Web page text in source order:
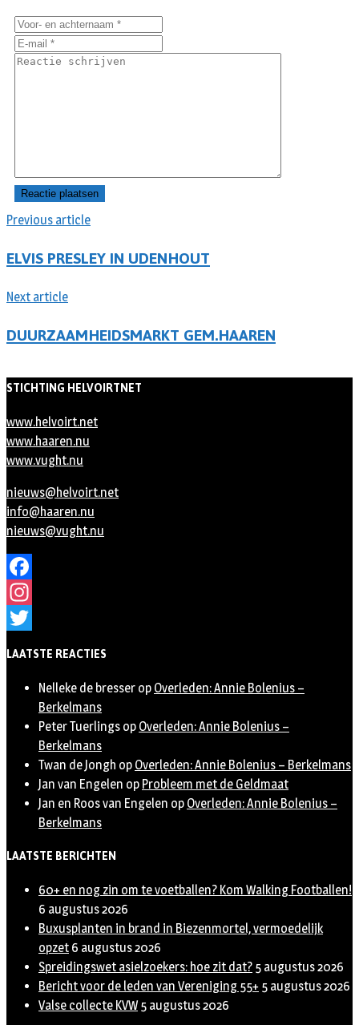
Previous article
ELVIS PRESLEY IN UDENHOUT
Next article
DUURZAAMHEIDSMARKT GEM.HAAREN
STICHTING HELVOIRTNET
www.helvoirt.net
www.haaren.nu
www.vught.nu
nieuws@helvoirt.net
info@haaren.nu
nieuws@vught.nu
Facebook
Instagram
LAATSTE REACTIES
Nelleke de bresser op Overleden: Annie Bolenius –
Berkelmans
Peter Tuerlings op Overleden: Annie Bolenius –
Berkelmans
Twan de Jongh op Overleden: Annie Bolenius – Berkelmans
Jan van Engelen op Probleem met de Geldmaat
Jan en Roos van Engelen op Overleden: Annie Bolenius –
Berkelmans
LAATSTE BERICHTEN
60+ en nog zin om te voetballen? Kom Walking Footballen!
6 augustus 2026
Buxusplanten in brand in Biezenmortel, vermoedelijk
opzet 6 augustus 2026
Spreidingswet asielzoekers: hoe zit dat? 5 augustus 2026
Bericht voor de leden van Vereniging 55+ 5 augustus 2026
Valse collecte KVW 5 augustus 2026